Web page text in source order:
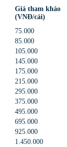
Giá tham khảo
(VNĐ/cái)
75.000
85.000
105.000
145.000
175.000
215.000
295.000
375.000
495.000
695.000
925.000
1.450.000